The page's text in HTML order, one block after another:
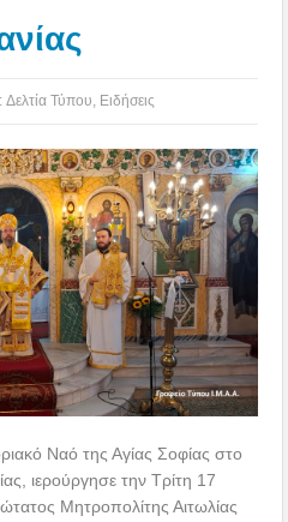
Δελτία Τύπου Ειδήσεις
Ναό της Αγίας Σοφίας στο
ιερούργησε την Τρίτη 17
Μητροπολίτης Αιτωλίας